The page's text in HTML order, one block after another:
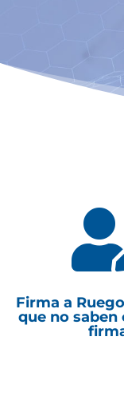
Firma a
que no saben